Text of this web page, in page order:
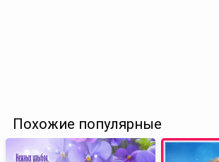
Похожие популярные